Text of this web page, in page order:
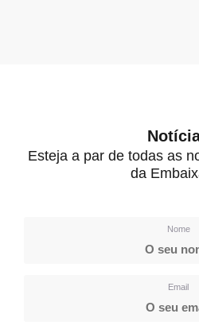
Esteja a par de todas as
da
Nome
Email